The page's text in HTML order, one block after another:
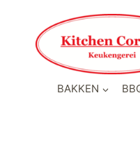
inhoud
BAKKEN